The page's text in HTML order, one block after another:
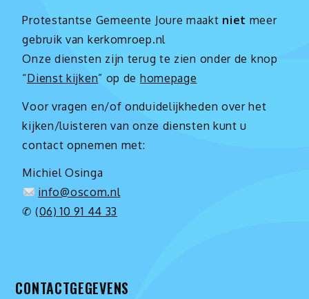
Protestantse Gemeente Joure maakt niet meer
gebruik van kerkomroep.nl
Onze diensten zijn terug te zien onder de knop
“Dienst kijken” op de homepage
Voor vragen en/of onduidelijkheden over het
kijken/luisteren van onze diensten kunt u
contact opnemen met:
Michiel Osinga
info@oscom.nl
✆ (06) 10 91 44 33
CONTACTGEGEVENS